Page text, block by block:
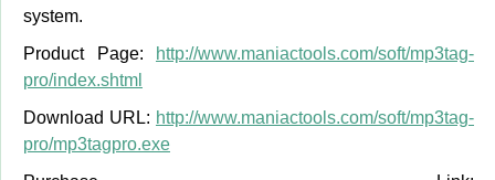
system.
Product Page:
http://www.maniactools.com/soft/mp3tag-
pro/index.shtml
Download URL: http://www.maniactools.com/soft/mp3tag-
pro/mp3tagpro.exe